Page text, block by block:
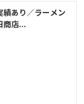
あり／ラーメン
商店...